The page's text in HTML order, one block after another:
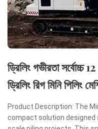
ড্রিলিং গভীরতা সর্বোচ্চ
ড্রিলিং রিগ মিনি পিলিং
Product Description: The
compact solution